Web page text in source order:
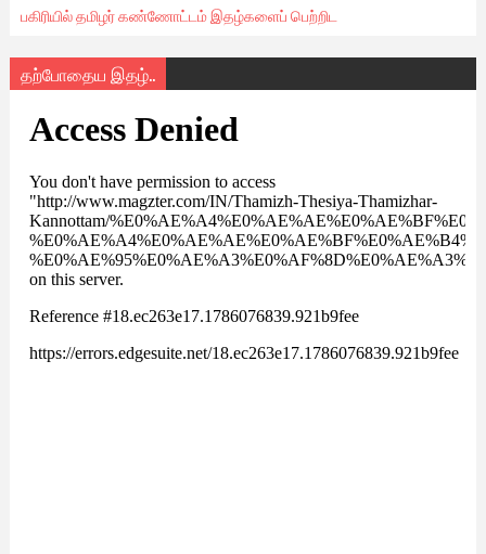
பகிரியில் தமிழர் கண்ணோட்டம் இதழ்களைப் பெற்றிட
தற்போதைய இதழ்..